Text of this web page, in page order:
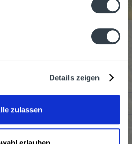
Details zeigen
zulassen